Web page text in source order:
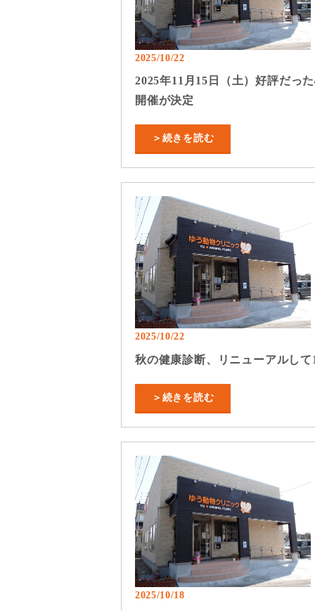
2025/10/22
2025年11月15日（土）好評だっ
開催が決定
＞続きを読む
2025/10/22
秋の健康診断、リニューアルし
＞続きを読む
2025/10/18